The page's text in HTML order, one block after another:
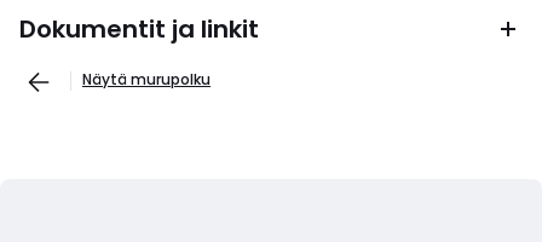
Dokumentit ja linkit
Näytä murupolku